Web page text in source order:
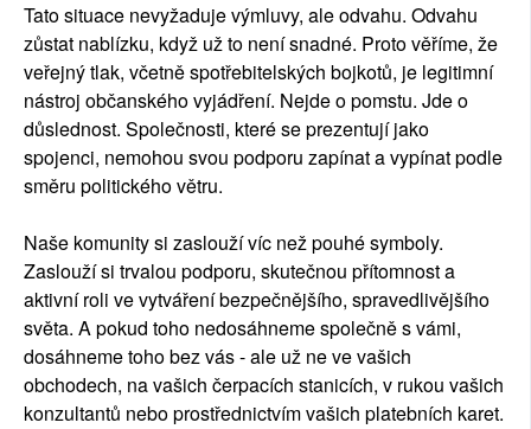
Tato situace nevyžaduje výmluvy, ale odvahu. Odvahu
zůstat nablízku, když už to není snadné. Proto věříme, že
veřejný tlak, včetně spotřebitelských bojkotů, je legitimní
nástroj občanského vyjádření. Nejde o pomstu. Jde o
důslednost. Společnosti, které se prezentují jako
spojenci, nemohou svou podporu zapínat a vypínat podle
směru politického větru.
Naše komunity si zaslouží víc než pouhé symboly.
Zaslouží si trvalou podporu, skutečnou přítomnost a
aktivní roli ve vytváření bezpečnějšího, spravedlivějšího
světa. A pokud toho nedosáhneme společně s vámi,
dosáhneme toho bez vás - ale už ne ve vašich
obchodech, na vašich čerpacích stanicích, v rukou vašich
konzultantů nebo prostřednictvím vašich platebních karet.